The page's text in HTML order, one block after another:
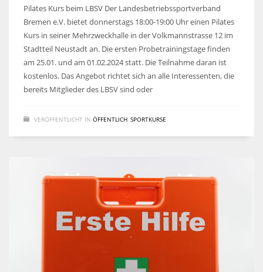
Pilates Kurs beim LBSV Der Landesbetriebssportverband
Bremen e.V. bietet donnerstags 18:00-19:00 Uhr einen Pilates
Kurs in seiner Mehrzweckhalle in der Volkmannstrasse 12 im
Stadtteil Neustadt an. Die ersten Probetrainingstage finden
am 25.01. und am 01.02.2024 statt. Die Teilnahme daran ist
kostenlos. Das Angebot richtet sich an alle Interessenten, die
bereits Mitglieder des LBSV sind oder
VERÖFFENTLICHT IN ÖFFENTLICH SPORTKURSE